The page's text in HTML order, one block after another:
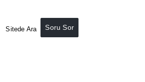
Sitede Ara Soru Sor